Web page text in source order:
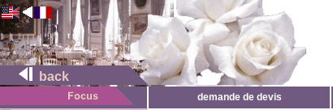
back
demande de devis